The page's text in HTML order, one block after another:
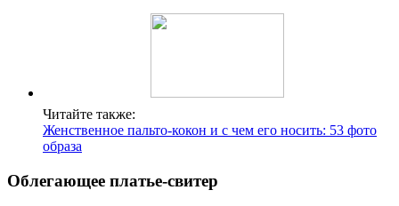
Читайте также:
Женственное пальто-кокон и с чем его носить: 53 фото
образа
Облегающее платье-свитер